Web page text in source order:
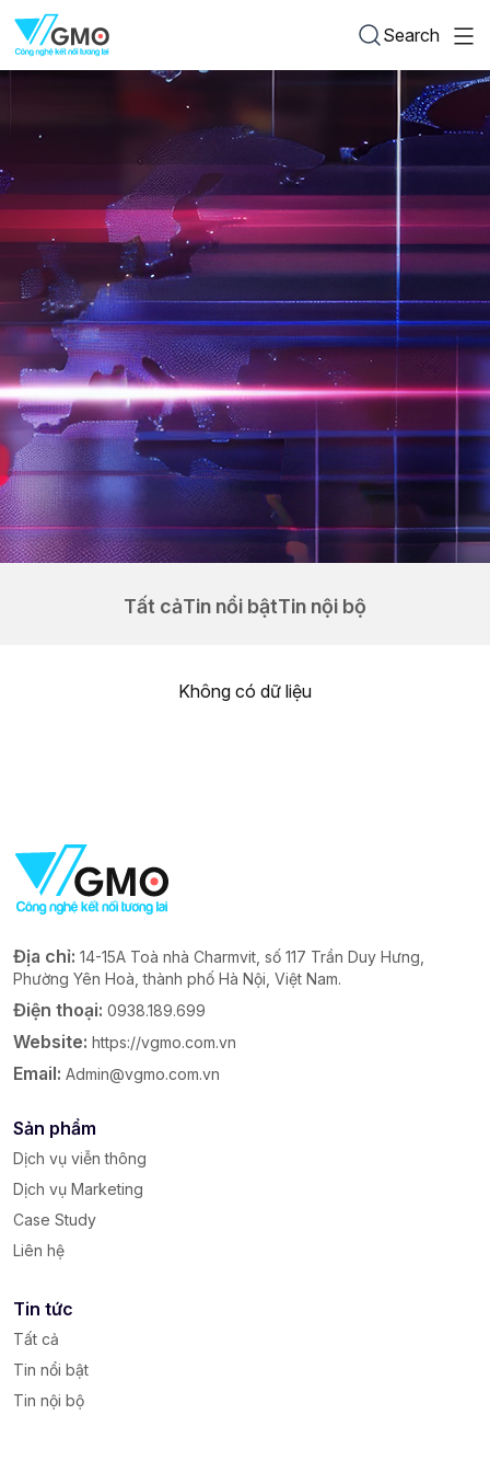
Search
Tất cảTin nổi bậtTin nội bộ
Không có dữ liệu
Địa chỉ: 14-15A Toà nhà Charmvit, số 117 Trần Duy Hưng,
Phường Yên Hoà, thành phố Hà Nội, Việt Nam.
Điện thoại: 0938.189.699
Website: https://vgmo.com.vn
Email: Admin@vgmo.com.vn
Sản phẩm
Dịch vụ viễn thông
Dịch vụ Marketing
Case Study
Liên hệ
Tin tức
Tất cả
Tin nổi bật
Tin nội bộ